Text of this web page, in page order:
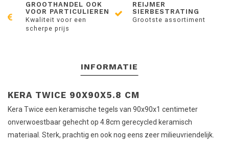
GROOTHANDEL OOK
VOOR PARTICULIEREN
Kwaliteit voor een
scherpe prijs
REIJMER
SIERBESTRATING
Grootste assortiment
INFORMATIE
KERA TWICE 90X90X5.8 CM
Kera Twice een keramische tegels van 90x90x1 centimeter
onverwoestbaar gehecht op 4.8cm gerecycled keramisch
materiaal. Sterk, prachtig en ook nog eens zeer milieuvriendelijk.